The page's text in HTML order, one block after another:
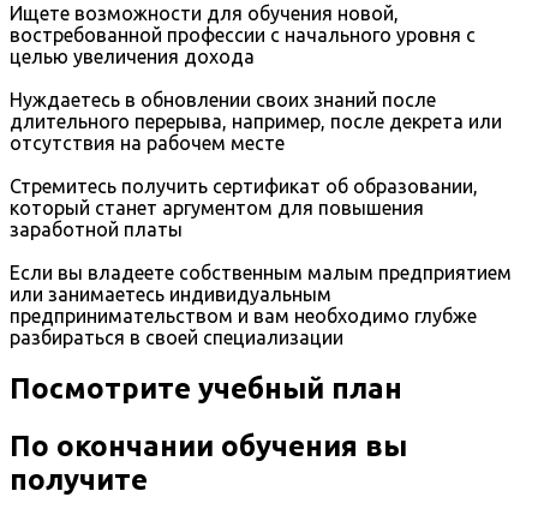
Ищете возможности для обучения новой,
востребованной профессии с начального уровня с
целью увеличения дохода
Нуждаетесь в обновлении своих знаний после
длительного перерыва, например, после декрета или
отсутствия на рабочем месте
Стремитесь получить сертификат об образовании,
который станет аргументом для повышения
заработной платы
Если вы владеете собственным малым предприятием
или занимаетесь индивидуальным
предпринимательством и вам необходимо глубже
разбираться в своей специализации
Посмотрите учебный план
По окончании обучения вы
получите